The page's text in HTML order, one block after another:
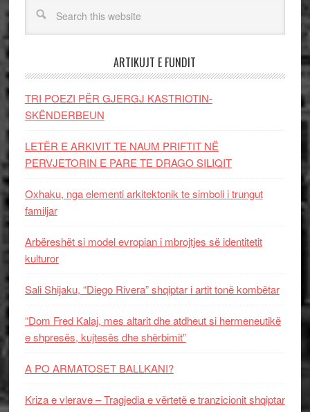
ARTIKUJT E FUNDIT
TRI POEZI PËR GJERGJ KASTRIOTIN-
SKËNDERBEUN
LETËR E ARKIVIT TE NAUM PRIFTIT NË
PERVJETORIN E PARE TE DRAGO SILIQIT
Oxhaku, nga elementi arkitektonik te simboli i trungut
familjar
Arbëreshët si model evropian i mbrojtjes së identitetit
kulturor
Sali Shijaku, “Diego Rivera” shqiptar i artit tonë kombëtar
“Dom Fred Kalaj, mes altarit dhe atdheut si hermeneutikë
e shpresës, kujtesës dhe shërbimit”
A PO ARMATOSET BALLKANI?
Kriza e vlerave – Tragjedia e vërtetë e tranzicionit shqiptar